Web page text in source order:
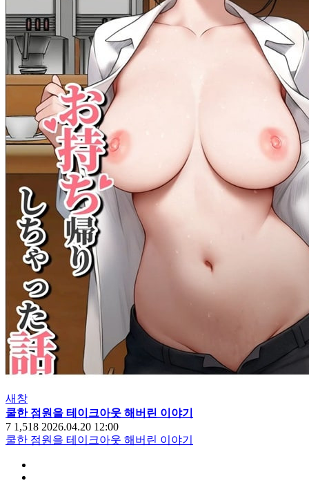
새창
쿨한 점원을 테이크아웃 해버린 이야기
7 1,518 2026.04.20 12:00
쿨한 점원을 테이크아웃 해버린 이야기